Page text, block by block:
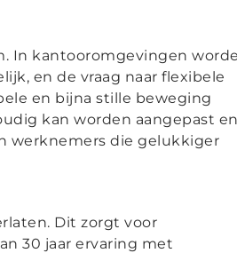
In kantooromgevingen
en de vraag naar flexibele
en bijna stille beweging
kan worden aangepast en
werknemers die gelukkiger
Dit zorgt voor
30 jaar ervaring met